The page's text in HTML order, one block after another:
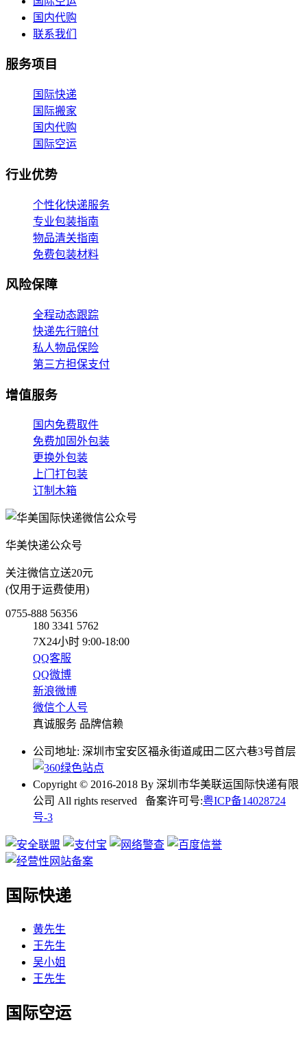
国内代购
联系我们
服务项目
国际快递
国际搬家
国内代购
国际空运
行业优势
个性化快递服务
专业包装指南
物品清关指南
免费包装材料
风险保障
全程动态跟踪
快递先行赔付
私人物品保险
第三方担保支付
增值服务
国内免费取件
免费加固外包装
更换外包装
上门打包装
订制木箱
华美快递公众号
关注微信立送20元
(仅用于运费使用)
0755-888 56356
180 3341 5762
7X24小时 9:00-18:00
QQ客服
QQ微博
新浪微博
微信个人号
真诚服务 品牌信赖
公司地址: 深圳市宝安区福永街道咸田二区六巷3号首层
Copyright © 2016-2018 By 深圳市华美联运国际快递有限
公司 All rights reserved 备案许可号:粤ICP备14028724
号-3
国际快递
黄先生
王先生
吴小姐
王先生
国际空运